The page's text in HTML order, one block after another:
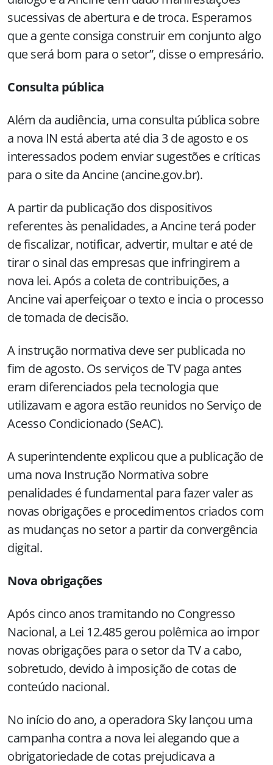
sucessivas de abertura e de troca. Esperamos
que a gente consiga construir em conjunto algo
que será bom para o setor”, disse o empresário.
Consulta pública
Além da audiência, uma consulta pública sobre
a nova IN está aberta até dia 3 de agosto e os
interessados podem enviar sugestões e críticas
para o site da Ancine (ancine.gov.br).
A partir da publicação dos dispositivos
referentes às penalidades, a Ancine terá poder
de fiscalizar, notificar, advertir, multar e até de
tirar o sinal das empresas que infringirem a
nova lei. Após a coleta de contribuições, a
Ancine vai aperfeiçoar o texto e incia o processo
de tomada de decisão.
A instrução normativa deve ser publicada no
fim de agosto. Os serviços de TV paga antes
eram diferenciados pela tecnologia que
utilizavam e agora estão reunidos no Serviço de
Acesso Condicionado (SeAC).
A superintendente explicou que a publicação de
uma nova Instrução Normativa sobre
penalidades é fundamental para fazer valer as
novas obrigações e procedimentos criados com
as mudanças no setor a partir da convergência
digital.
Nova obrigações
Após cinco anos tramitando no Congresso
Nacional, a Lei 12.485 gerou polêmica ao impor
novas obrigações para o setor da TV a cabo,
sobretudo, devido à imposição de cotas de
conteúdo nacional.
No início do ano, a operadora Sky lançou uma
campanha contra a nova lei alegando que a
obrigatoriedade de cotas prejudicava a